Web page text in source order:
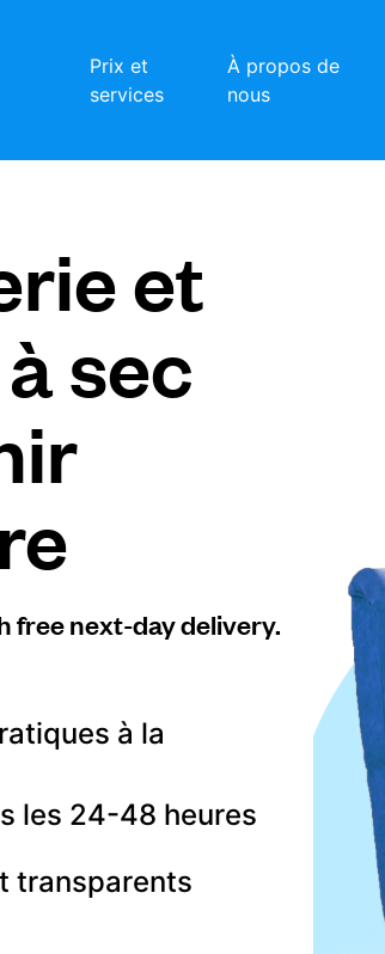
Prix et
services
À propos de
nous
et
sec
free next-day delivery.
à la
les 24-48 heures
transparents